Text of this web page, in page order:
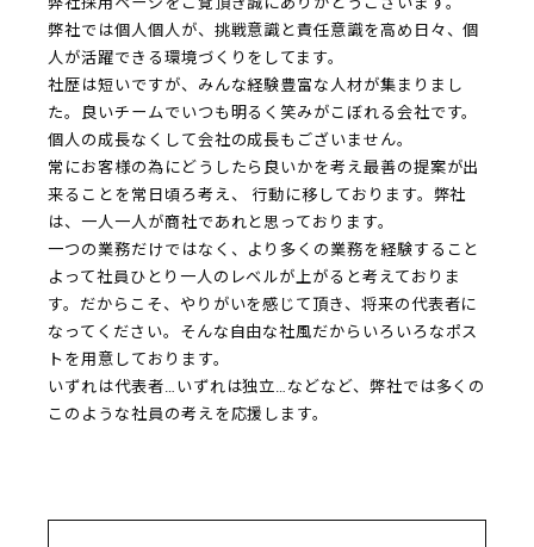
弊社では個人個人が、挑戦意識と責任意識を高め日々、個
人が活躍できる環境づくりをしてます。
社歴は短いですが、みんな経験豊富な人材が集まりまし
た。良いチームでいつも明るく笑みがこぼれる会社です。
個人の成長なくして会社の成長もございません。
常にお客様の為にどうしたら良いかを考え最善の提案が出
来ることを常日頃ろ考え、
行動に移しております。弊社
は、一人一人が商社であれと思っております。
一つの業務だけではなく、より多くの業務を経験すること
よって社員ひとり一人のレベルが上がると考えておりま
す。だからこそ、やりがいを感じて頂き、将来の代表者に
なってください。そんな自由な社風だからいろいろなポス
トを用意しております。
いずれは代表者…いずれは独立…などなど、弊社では多くの
このような社員の考えを応援します。